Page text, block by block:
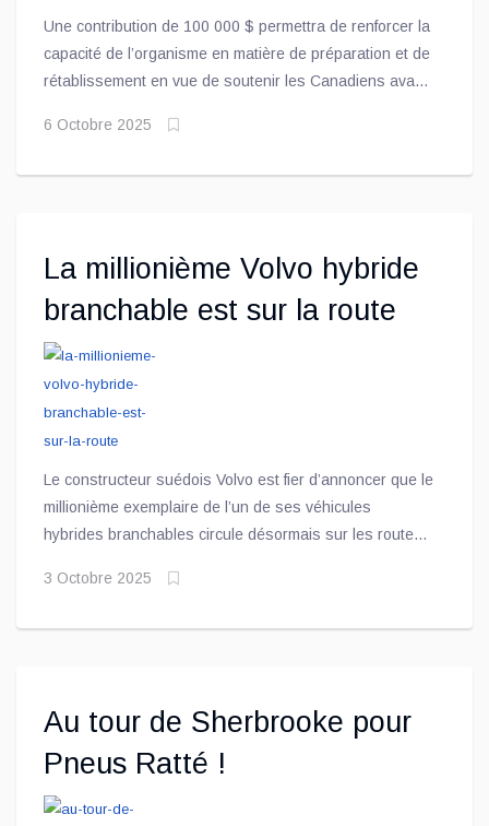
campagne Il est temps d’agir
Une contribution de 100 000 $ permettra de renforcer la
capacité de l’organisme en matière de préparation et de
rétablissement en vue de soutenir les Canadiens avant,
6 Octobre 2025
La millionième Volvo hybride
branchable est sur la route
Le constructeur suédois Volvo est fier d’annoncer que le
millionième exemplaire de l’un de ses véhicules
hybrides branchables circule désormais sur les routes.
globales du constructeur durant la première moitié de
3 Octobre 2025
Au tour de Sherbrooke pour
Pneus Ratté !